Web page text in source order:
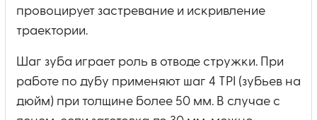
провоцирует застревание и искривление
траектории.
Шаг зуба играет роль в отводе стружки. При
работе по дубу применяют шаг 4 TPI (зубьев на
дюйм) при толщине более 50 мм. В случае с